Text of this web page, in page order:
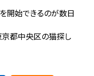
開始できるのが数日
京都中央区の猫探し